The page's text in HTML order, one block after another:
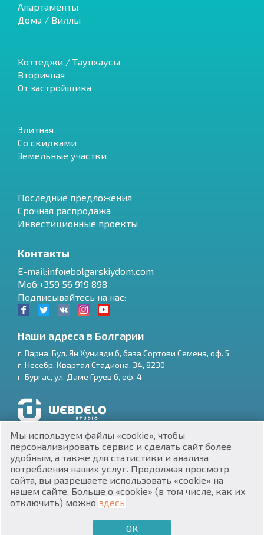
$
₽
₴
zł BG
Апартаменты
Дома / Виллы
Коттеджи / Таунхаусы
Вторичная
От застройщика
Элитная
Со скидками
Земельные участки
Последние предложения
Срочная распродажа
Инвестиционные проекты
Контакты
E-mail:info@bolgarskiydom.com
Моб:+359 56 919 898
Подписывайтесь на нас:
Наши адреса в Болгарии
г. Варна, Бул. Ян Хунияди 6, база Сортови Семена, оф. 5
г. Несебр, Квартал Стадиона, 34, 8230
г. Бургас, ул. Даме Груев 6, оф. 4
Разработка и SEO продвижение сайтов
ЕИК 201160903
Мы используем файлы «cookie», чтобы
персонализировать сервис и сделать сайт более
удобным, а также для статистики и анализа
потребления наших услуг. Продолжая просмотр
сайта, вы разрешаете использовать «cookie» на
нашем сайте. Больше о «cookie» (в том числе, как их
отключить) можно здесь
ОК